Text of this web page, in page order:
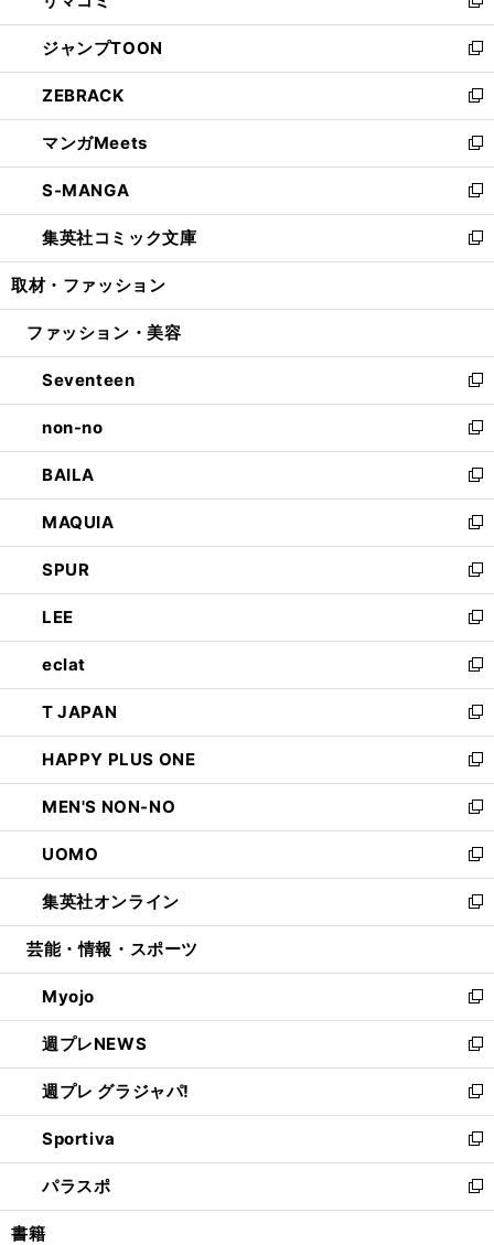
開
く
ウ
で
開
く
ン
ド
ウ
で
開
く
い
ウ
ィ
ン
ド
ウ
で
開
く
新
し
い
ウ
ィ
ン
ド
ウ
で
開
く
ジャンプTOON
新
し
い
ウ
ィ
ン
ド
ウ
で
開
ZEBRACK
新
し
い
ウ
ィ
ン
ド
ウ
開
マンガMeets
新
し
い
ウ
ィ
ン
ウ
開
く
S-MANGA
新
し
い
ウ
ン
ウ
で
開
く
集英社コミック文庫
新
し
ウ
ン
ド
ウ
で
開
く
取材・ファッション
ファッション・美容
Seventeen
新
し
い
ウ
ィ
ン
ド
ウ
で
開
く
non-no
新
し
い
ウ
ィ
ン
ド
ウ
で
開
く
BAILA
新
し
い
ウ
ィ
ン
ド
ウ
で
開
く
MAQUIA
新
し
い
ウ
ィ
ン
ド
ウ
で
開
く
SPUR
新
し
い
ウ
ィ
ン
ド
ウ
で
開
く
LEE
新
し
い
ウ
ィ
ン
ド
ウ
で
開
く
eclat
新
し
い
ウ
ィ
ン
ド
ウ
で
開
く
T JAPAN
新
し
い
ウ
ィ
ン
ド
ウ
で
開
HAPPY PLUS ONE
新
し
い
ウ
ィ
ン
ド
ウ
開
く
MEN'S NON-NO
新
し
い
ウ
ィ
ン
ウ
で
開
く
UOMO
新
し
い
ウ
ン
ド
ウ
で
開
く
集英社オンライン
新
し
ウ
ィ
ン
ド
ウ
で
開
く
芸能・情報・スポーツ
Myojo
新
し
い
ウ
ィ
ン
ド
ウ
で
開
週プレNEWS
新
し
い
ウ
ィ
ン
ド
ウ
週プレ グラジャパ!
新
し
い
ウ
ィ
ン
Sportiva
新
し
い
ウ
パラスポ
新
し
書籍